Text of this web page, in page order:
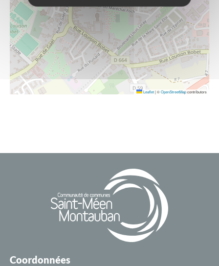
Leaflet|©OpenStreetMapcontributors
Coordonnées